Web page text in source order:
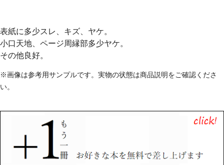
表紙に多少スレ、キズ、ヤケ。
小口天地、ページ周縁部多少ヤケ。
その他良好。
※画像は参考用サンプルです。実物の状態は商品説明をご確認くださ
い。